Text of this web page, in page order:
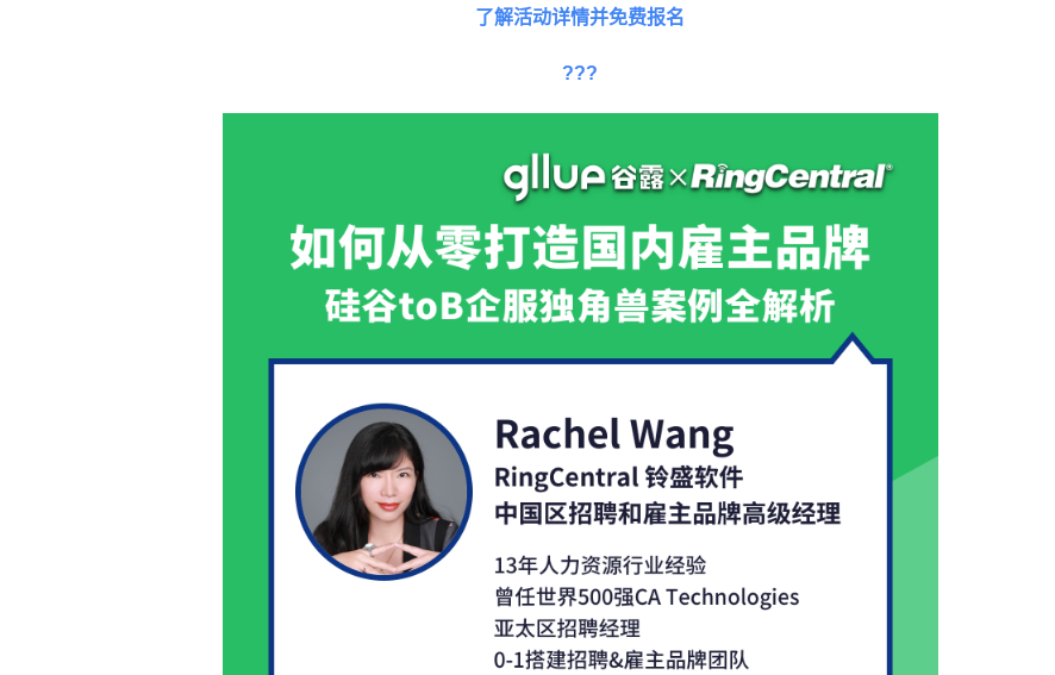
了解活动详情并免费报名
???